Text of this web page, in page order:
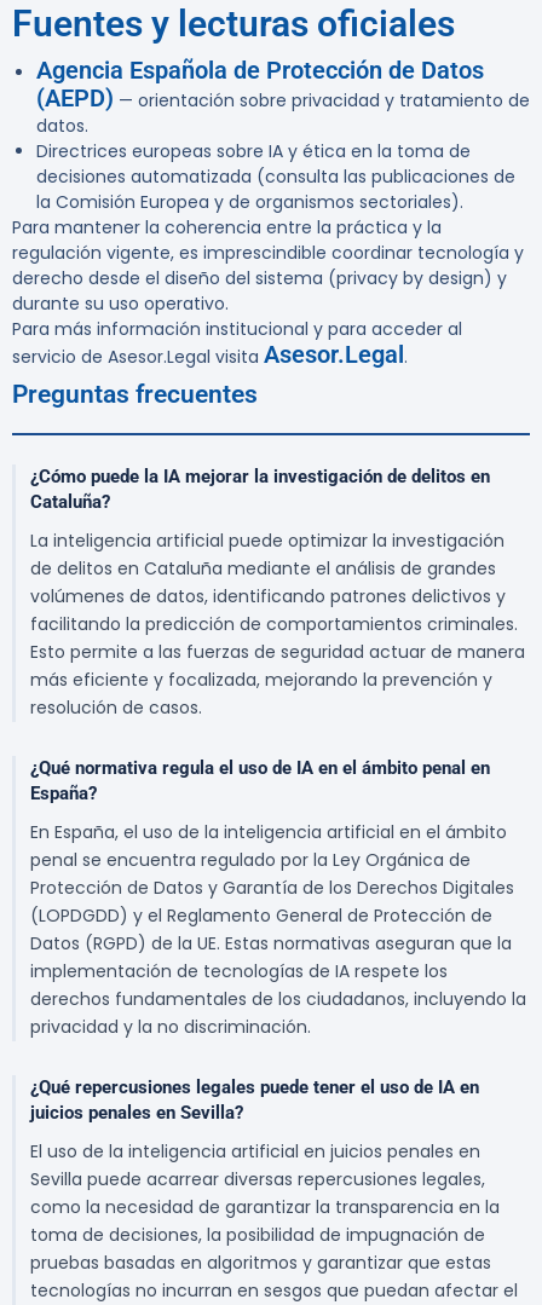
Fuentes y lecturas oficiales
Agencia Española de Protección de Datos
(AEPD) — orientación sobre privacidad y tratamiento de
datos.
Directrices europeas sobre IA y ética en la toma de
decisiones automatizada (consulta las publicaciones de
la Comisión Europea y de organismos sectoriales).
Para mantener la coherencia entre la práctica y la
regulación vigente, es imprescindible coordinar tecnología y
derecho desde el diseño del sistema (privacy by design) y
durante su uso operativo.
Para más información institucional y para acceder al
servicio de Asesor.Legal visita Asesor.Legal.
Preguntas frecuentes
¿Cómo puede la IA mejorar la investigación de delitos en
Cataluña?
La inteligencia artificial puede optimizar la investigación
de delitos en Cataluña mediante el análisis de grandes
volúmenes de datos, identificando patrones delictivos y
facilitando la predicción de comportamientos criminales.
Esto permite a las fuerzas de seguridad actuar de manera
más eficiente y focalizada, mejorando la prevención y
resolución de casos.
¿Qué normativa regula el uso de IA en el ámbito penal en
España?
En España, el uso de la inteligencia artificial en el ámbito
penal se encuentra regulado por la Ley Orgánica de
Protección de Datos y Garantía de los Derechos Digitales
(LOPDGDD) y el Reglamento General de Protección de
Datos (RGPD) de la UE. Estas normativas aseguran que la
implementación de tecnologías de IA respete los
derechos fundamentales de los ciudadanos, incluyendo la
privacidad y la no discriminación.
¿Qué repercusiones legales puede tener el uso de IA en
juicios penales en Sevilla?
El uso de la inteligencia artificial en juicios penales en
Sevilla puede acarrear diversas repercusiones legales,
como la necesidad de garantizar la transparencia en la
toma de decisiones, la posibilidad de impugnación de
pruebas basadas en algoritmos y garantizar que estas
tecnologías no incurran en sesgos que puedan afectar el